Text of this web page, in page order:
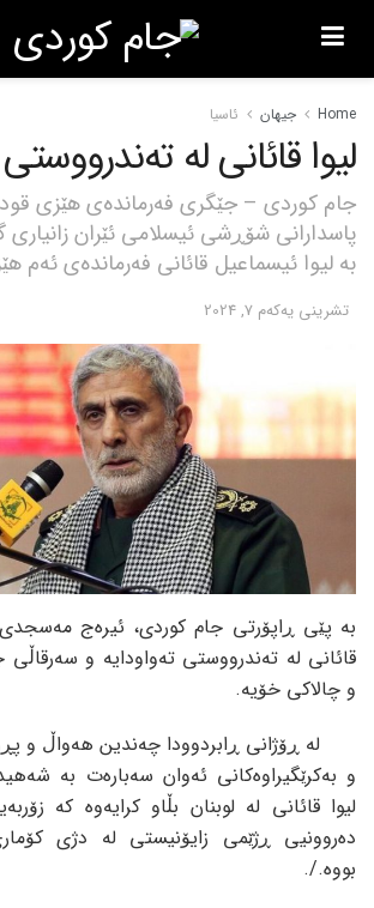
Home جیهان ئاسیا
لیوا قائانی لە
جام کوردی – جێگری فەرماندەی هێزی
پاسدارانی شۆڕشی ئیسلامی ئێران
بە لیوا ئیسماعیل قائانی فەرماندەی ئەم
تشرینی یه‌كه‌م 7, 2024
بە پێی ڕاپۆرتی جام کوردی، ئیرەج مەسجدی
قائانی لە تەندرووستی تەواودایە و
و چالاکی خۆیە.
لە ڕۆژانی ڕابردوودا چەندین هەواڵ و
و بەکرێگیراوەکانی ئەوان سەبارەت بە
لیوا قائانی لە لوبنان بڵاو کرایەوە کە
دەروونیی ڕژێمی زایۆنیستی لە دژی
بووە./.